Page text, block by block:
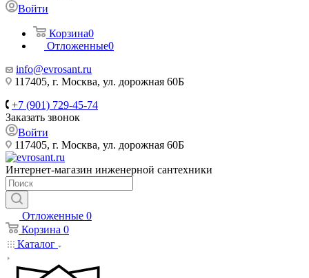
Войти
Корзина0
Отложенные0
info@evrosant.ru
117405, г. Москва, ул. дорожная 60Б
+7 (901) 729-45-74
Заказать звонок
Войти
117405, г. Москва, ул. дорожная 60Б
Интернет-магазин инженерной сантехники
Отложенные 0
Корзина 0
Каталог